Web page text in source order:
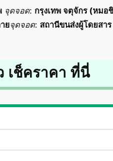
จุดจอด: กรุงเทพ จตุจักร (หมอ
ย จุดจอด: สถานีขนส่งผู้โดยสาร
เช็คราคา ที่นี่